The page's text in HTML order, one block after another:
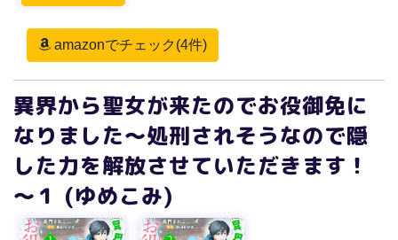
amazonでチェック(4件)
異界から聖女が来たのでお役御免に
なりました～処刑されそうなので隠
した力を解放させていただきます！
～１ (ゆめこみ)